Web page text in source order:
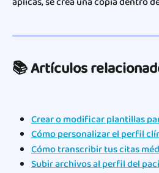
📚 Artículos
Crear o modificar plantillas
Cómo personalizar el perfil
Cómo transcribir tus citas
Subir archivos al perfil del